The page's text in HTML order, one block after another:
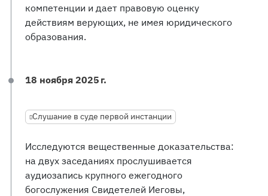
компетенции и дает правовую оценку
действиям верующих, не имея юридического
образования.
18 ноября 2025 г.
Слушание в суде первой инстанции
Исследуются вещественные доказательства:
на двух заседаниях прослушивается
аудиозапись крупного ежегодного
богослужения Свидетелей Иеговы,